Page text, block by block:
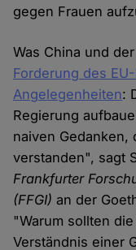
gegen Frauen
Was China und
Forderung des
Angelegenheiten:
Regierung
naiven Gedanken,
verstanden", sagt
Frankfurter
(FFGI) an der
"Warum sollten
Verständnis einer